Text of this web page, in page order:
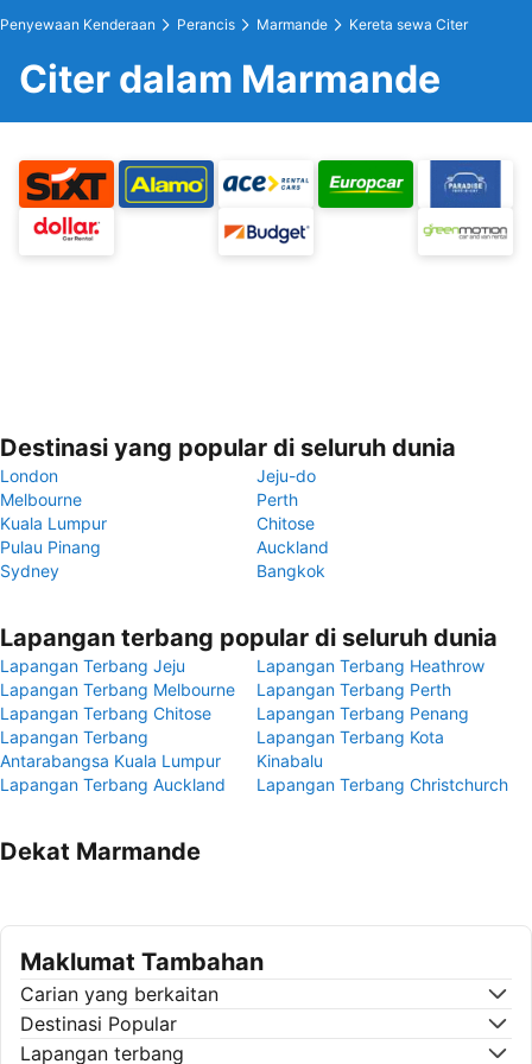
Penyewaan Kenderaan Perancis Marmande Kereta sewa Citer
Citer dalam Marmande
Destinasi yang popular di seluruh dunia
London
Jeju-do
Melbourne
Perth
Kuala Lumpur
Chitose
Pulau Pinang
Auckland
Sydney
Bangkok
Lapangan terbang popular di seluruh dunia
Lapangan Terbang Jeju
Lapangan Terbang Heathrow
Lapangan Terbang Melbourne
Lapangan Terbang Perth
Lapangan Terbang Chitose
Lapangan Terbang Penang
Lapangan Terbang
Antarabangsa Kuala Lumpur
Lapangan Terbang Kota
Kinabalu
Lapangan Terbang Auckland
Lapangan Terbang Christchurch
Dekat Marmande
Maklumat Tambahan
Carian yang berkaitan
Destinasi Popular
Lapangan terbang